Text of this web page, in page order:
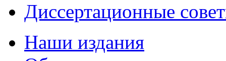
Диссертационные
Наши издания